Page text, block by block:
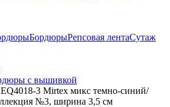
БордюрыРепсовая лентаСутаж
с вышивкой
3 Mirtex микс темно-синий/
№3, ширина 3,5 см